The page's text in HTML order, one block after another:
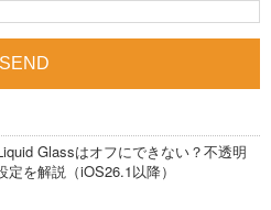
Glassはオフにできない？不透明
定を解説（iOS26.1以降）